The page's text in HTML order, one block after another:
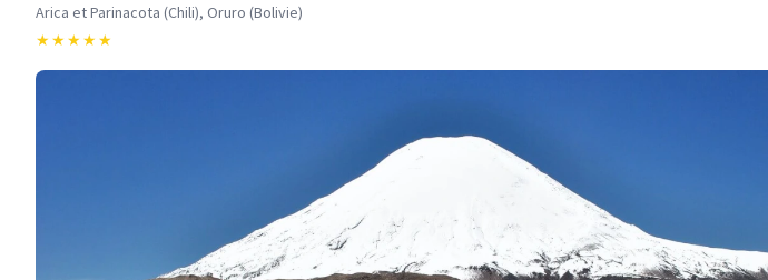
Arica et Parinacota (Chili), Oruro (Bolivie)
★★★★★